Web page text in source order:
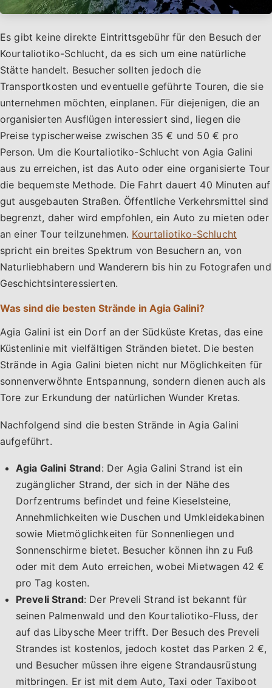
Es gibt keine direkte Eintrittsgebühr für den Besuch der
Kourtaliotiko-Schlucht, da es sich um eine natürliche
Stätte handelt. Besucher sollten jedoch die
Transportkosten und eventuelle geführte Touren, die sie
unternehmen möchten, einplanen. Für diejenigen, die an
organisierten Ausflügen interessiert sind, liegen die
Preise typischerweise zwischen 35 € und 50 € pro
Person. Um die Kourtaliotiko-Schlucht von Agia Galini
aus zu erreichen, ist das Auto oder eine organisierte Tour
die bequemste Methode. Die Fahrt dauert 40 Minuten auf
gut ausgebauten Straßen. Öffentliche Verkehrsmittel sind
begrenzt, daher wird empfohlen, ein Auto zu mieten oder
an einer Tour teilzunehmen. Kourtaliotiko-Schlucht
spricht ein breites Spektrum von Besuchern an, von
Naturliebhabern und Wanderern bis hin zu Fotografen und
Geschichtsinteressierten.
Was sind die besten Strände in Agia Galini?
Agia Galini ist ein Dorf an der Südküste Kretas, das eine
Küstenlinie mit vielfältigen Stränden bietet. Die besten
Strände in Agia Galini bieten nicht nur Möglichkeiten für
sonnenverwöhnte Entspannung, sondern dienen auch als
Tore zur Erkundung der natürlichen Wunder Kretas.
Nachfolgend sind die besten Strände in Agia Galini
aufgeführt.
Agia Galini Strand: Der Agia Galini Strand ist ein
zugänglicher Strand, der sich in der Nähe des
Dorfzentrums befindet und feine Kieselsteine,
Annehmlichkeiten wie Duschen und Umkleidekabinen
sowie Mietmöglichkeiten für Sonnenliegen und
Sonnenschirme bietet. Besucher können ihn zu Fuß
oder mit dem Auto erreichen, wobei Mietwagen 42 €
pro Tag kosten.
Preveli Strand: Der Preveli Strand ist bekannt für
seinen Palmenwald und den Kourtaliotiko-Fluss, der
auf das Libysche Meer trifft. Der Besuch des Preveli
Strandes ist kostenlos, jedoch kostet das Parken 2 €,
und Besucher müssen ihre eigene Strandausrüstung
mitbringen. Er ist mit dem Auto, Taxi oder Taxiboot